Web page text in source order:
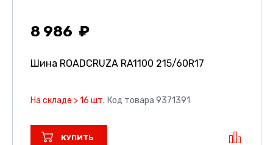
8 986
Шина ROADCRUZA RA1100 215/60R17
На складе > 16 шт. Код товара 9371391
КУПИТЬ